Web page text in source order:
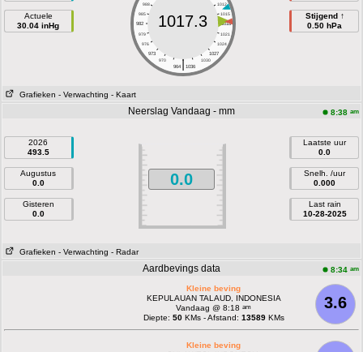
Actuele
30.04 inHg
988
1012
985
1015
982
1018
979
1021
976
1024
973
1027
970
1030
|
964 1036
1017.3
Stijgend ↑
0.50 hPa
Grafieken - Verwachting - Kaart
Neerslag Vandaag - mm 8:38 am
2026
493.5
Augustus
0.0
Gisteren
0.0
0.0
Laatste uur
0.0
Snelh. /uur
0.000
Last rain
10-28-2025
Grafieken - Verwachting - Radar
Aardbevings data 8:34 am
3.6
Kleine beving
KEPULAUAN TALAUD, INDONESIA
Vandaag @ 8:18am
Diepte: 50KMs - Afstand: 13589KMs
Kleine beving